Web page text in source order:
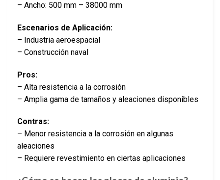
– Ancho: 500 mm – 38000 mm
Escenarios de Aplicación:
– Industria aeroespacial
– Construcción naval
Pros:
– Alta resistencia a la corrosión
– Amplia gama de tamaños y aleaciones disponibles
Contras:
– Menor resistencia a la corrosión en algunas
aleaciones
– Requiere revestimiento en ciertas aplicaciones